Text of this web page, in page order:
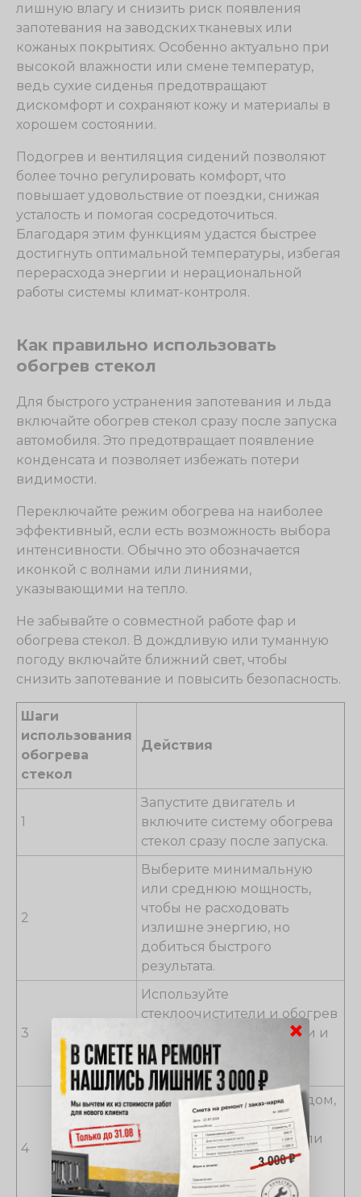
лишную влагу и снизить риск появления
запотевания на заводских тканевых или
кожаных покрытиях. Особенно актуально при
высокой влажности или смене температур,
ведь сухие сиденья предотвращают
дискомфорт и сохраняют кожу и материалы в
хорошем состоянии.
Подогрев и вентиляция сидений позволяют
более точно регулировать комфорт, что
повышает удовольствие от поездки, снижая
усталость и помогая сосредоточиться.
Благодаря этим функциям удастся быстрее
достигнуть оптимальной температуры, избегая
перерасхода энергии и нерациональной
работы системы климат-контроля.
Как правильно использовать
обогрев стекол
Для быстрого устранения запотевания и льда
включайте обогрев стекол сразу после запуска
автомобиля. Это предотвращает появление
конденсата и позволяет избежать потери
видимости.
Переключайте режим обогрева на наиболее
эффективный, если есть возможность выбора
интенсивности. Обычно это обозначается
иконкой с волнами или линиями,
указывающими на тепло.
Не забывайте о совместной работе фар и
обогрева стекол. В дождливую или туманную
погоду включайте ближний свет, чтобы
снизить запотевание и повысить безопасность.
Шаги
использования
обогрева
стекол
Действия
1
Запустите двигатель и
включите систему обогрева
стекол сразу после запуска.
2
Выберите минимальную
или среднюю мощность,
чтобы не расходовать
излишне энергию, но
добиться быстрого
результата.
3
Используйте
стеклоочистители и обогрев
в комплексе для очистки и
быстрого устранения
запотевания.
4
Если стекла покрыты льдом,
предварительно
используйте дисплей или
щетку для его удаления,
чтобы избежать
×